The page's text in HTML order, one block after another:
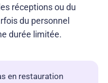
réceptions ou du
du personnel
durée limitée.
en restauration